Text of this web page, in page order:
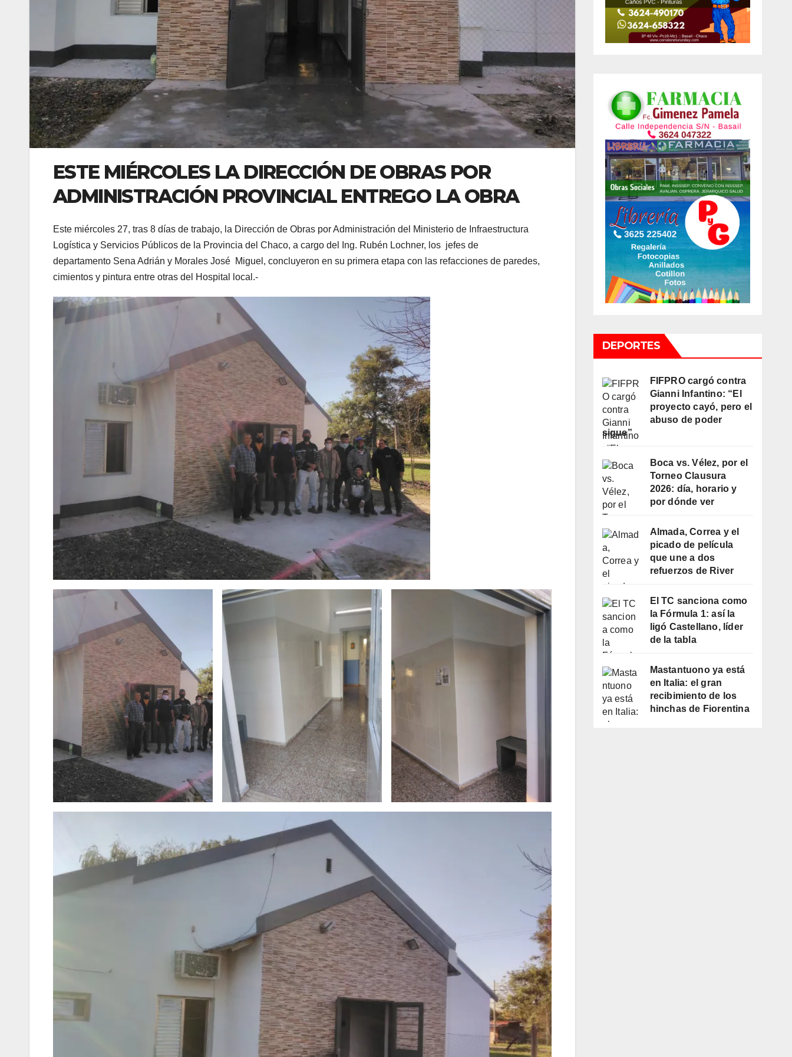
ESTE MIÉRCOLES LA DIRECCIÓN DE OBRAS POR
ADMINISTRACIÓN PROVINCIAL ENTREGO LA OBRA
Este miércoles 27, tras 8 días de trabajo, la Dirección de Obras por Administración del Ministerio de Infraestructura
Logística y Servicios Públicos de la Provincia del Chaco, a cargo del Ing. Rubén Lochner, los jefes de
departamento Sena Adrián y Morales José Miguel, concluyeron en su primera etapa con las refacciones de paredes,
cimientos y pintura entre otras del Hospital local.-
DEPORTES
FIFPRO cargó contra
Gianni Infantino: “El
proyecto cayó, pero el
abuso de poder
sigue”
Boca vs. Vélez, por el
Torneo Clausura
2026: día, horario y
por dónde ver
Almada, Correa y el
picado de película
que une a dos
refuerzos de River
El TC sanciona como
la Fórmula 1: así la
ligó Castellano, líder
de la tabla
Mastantuono ya está
en Italia: el gran
recibimiento de los
hinchas de Fiorentina